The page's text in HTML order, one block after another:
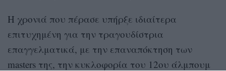
Η χρονιά που πέρασε υπήρξε ιδιαίτερα
επιτυχημένη για την τραγουδίστρια
επαγγελματικά, με την επαναπόκτηση των
masters της, την κυκλοφορία του 12ου άλμπουμ